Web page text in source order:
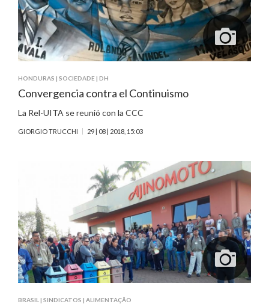
HONDURAS | SOCIEDADE| DH
Convergencia contra el Continuismo
La Rel-UITA se reunió con la CCC
GIORGIO TRUCCHI 29 | 08 | 2018, 15:03
BRASIL | SINDICATOS | ALIMENTAÇÃO